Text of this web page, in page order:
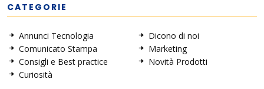
CATEGORIE
Annunci Tecnologia
Comunicato Stampa
Consigli e Best practice
Curiosità
Dicono di noi
Marketing
Novità Prodotti